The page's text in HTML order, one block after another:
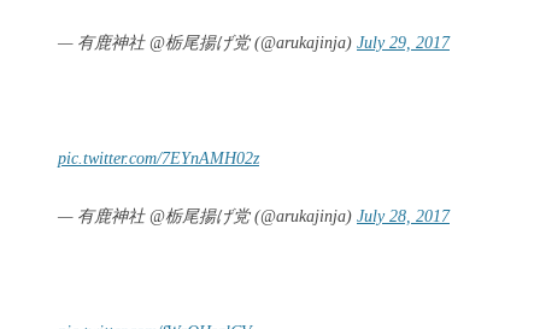
— 有鹿神社 @栃尾揚げ党 (@arukajinja) July 29, 2017
pic.twitter.com/7EYnAMH02z
— 有鹿神社 @栃尾揚げ党 (@arukajinja) July 28, 2017